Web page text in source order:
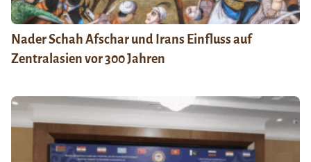
Nader Schah Afschar und Irans Einfluss auf
Zentralasien vor 300 Jahren